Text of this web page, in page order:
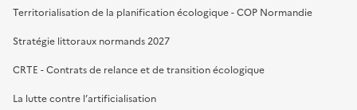
Territorialisation de la planification écologique - COP Normandie
Stratégie littoraux normands 2027
CRTE - Contrats de relance et de transition écologique
La lutte contre l’artificialisation